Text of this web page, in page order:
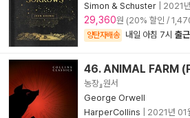
Simon & Schuster
2021
29,360원 (20% 할인 /
양탄자배송 내일 아침 7시 출
46. ANIMAL FARM
농장』원서
George Orwell
HarperCollins
2021년 01